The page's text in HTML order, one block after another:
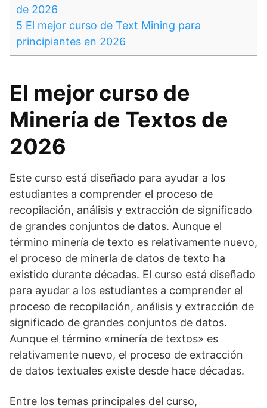
de 2026
5 El mejor curso de Text Mining para
principiantes en 2026
El mejor curso de
Minería de Textos de
2026
Este curso está diseñado para ayudar a los
estudiantes a comprender el proceso de
recopilación, análisis y extracción de significado
de grandes conjuntos de datos. Aunque el
término minería de texto es relativamente nuevo,
el proceso de minería de datos de texto ha
existido durante décadas. El curso está diseñado
para ayudar a los estudiantes a comprender el
proceso de recopilación, análisis y extracción de
significado de grandes conjuntos de datos.
Aunque el término «minería de textos» es
relativamente nuevo, el proceso de extracción
de datos textuales existe desde hace décadas.
Entre los temas principales del curso,